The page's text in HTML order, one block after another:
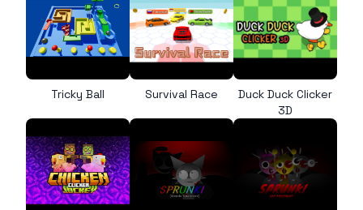
Tricky Ball Survival Race
Duck Duck Clicker
3D